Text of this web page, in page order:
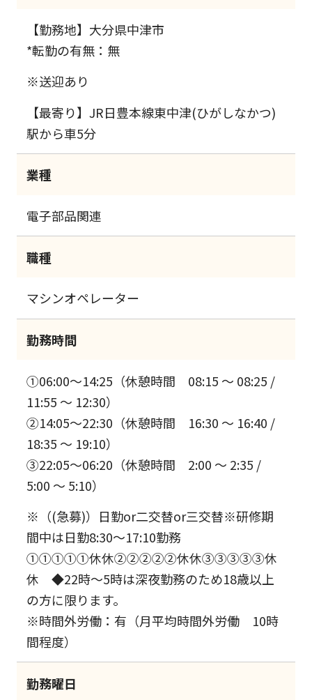
【勤務地】大分県中津市
*転勤の有無：無
※送迎あり
【最寄り】JR日豊本線東中津(ひがしなかつ)
駅から車5分
業種
電子部品関連
職種
マシンオペレーター
勤務時間
①06:00～14:25（休憩時間 08:15 ～ 08:25 /
11:55 ～ 12:30）
②14:05～22:30（休憩時間 16:30 ～ 16:40 /
18:35 ～ 19:10）
③22:05～06:20（休憩時間 2:00 ～ 2:35 /
5:00 ～ 5:10）
※（(急募)）日勤or二交替or三交替※研修期
間中は日勤8:30～17:10勤務
①①①①①休休②②②②②休休③③③③③休
休 ◆22時～5時は深夜勤務のため18歳以上
の方に限ります。
※時間外労働：有（月平均時間外労働 10時
間程度）
勤務曜日